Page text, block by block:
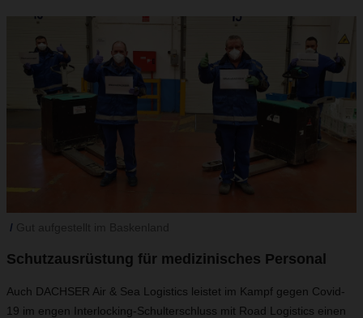
Schutzausrüstung für medizinisches Personal
Auch DACHSER Air & Sea Logistics leistet im Kampf gegen Covid-
19 im engen Interlocking-Schulterschluss mit Road Logistics einen